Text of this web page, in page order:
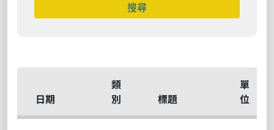
日期
類
別
標題
單
位